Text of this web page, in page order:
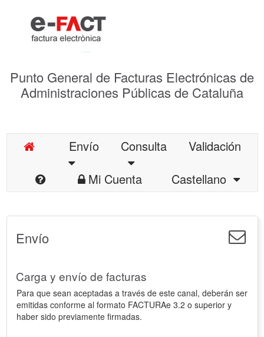
Punto General de Facturas Electrónicas de
Administraciones Públicas de Cataluña
Envío Consulta
Validación
Mi Cuenta
Castellano
Envío
Carga y envío de facturas
Para que sean aceptadas a través de este canal, deberán ser
emitidas conforme al formato FACTURAe 3.2 o superior y
haber sido previamente firmadas.